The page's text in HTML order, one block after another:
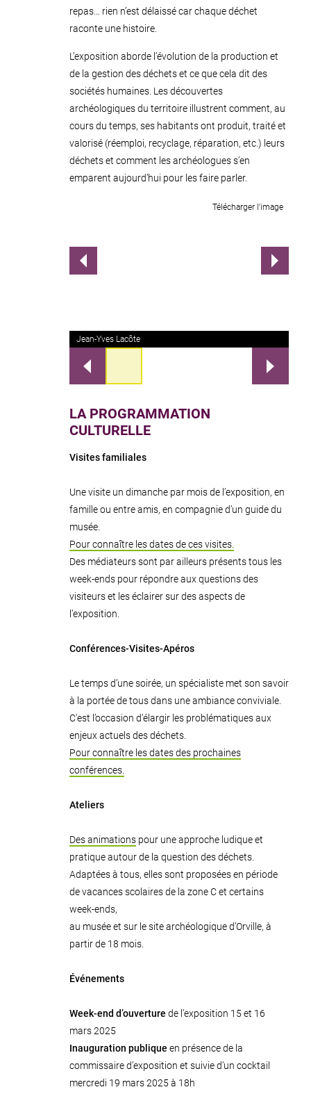
repas… rien n’est délaissé car chaque déchet
raconte une histoire.
L’exposition aborde l’évolution de la production et
de la gestion des déchets et ce que cela dit des
sociétés humaines. Les découvertes
archéologiques du territoire illustrent comment, au
cours du temps, ses habitants ont produit, traité et
valorisé (réemploi, recyclage, réparation, etc.) leurs
déchets et comment les archéologues s’en
emparent aujourd’hui pour les faire parler.
Précédent
illustration 0
Jean-Yves Lacôte
Télécharger l'image
illustration 1
Jean-Yves Lacôte
illustration 2
Jean-Yves Lacôte
illustration 3
Jean-Yves Lacôte
illustration 4
Jean-Yves Lacôte
illustration 5
Jean-Yves Lacôte
illustration 6
Jean-Yves Lacôte
illustration 7
Jean-Yves Lacôte
illustration 8
Jean-Yves Lacôte
illustration 9
Jean-Yves Lacôte
illustration 10
Jean-Yves Lacôte
illustration 11
Jean-Yves Lacôte
illustration 12
Jean-Yves Lacôte
illustration 13
Jean-Yves Lacôte
Suivant
Précédent Suivant
LA PROGRAMMATION
CULTURELLE
Visites familiales
Une visite un dimanche par mois de l’exposition, en
famille ou entre amis, en compagnie d’un guide du
musée.
Pour connaître les dates de ces visites.
Des médiateurs sont par ailleurs présents tous les
week-ends pour répondre aux questions des
visiteurs et les éclairer sur des aspects de
l’exposition.
Conférences-Visites-Apéros
Le temps d’une soirée, un spécialiste met son savoir
à la portée de tous dans une ambiance conviviale.
C'est l’occasion d’élargir les problématiques aux
enjeux actuels des déchets.
Pour connaître les dates des prochaines
conférences.
Ateliers
Des animationspour une approche ludique et
pratique autour de la question des déchets.
Adaptées à tous, elles sont proposées en période
de vacances scolaires de la zone C et certains
week-ends,
au musée et sur le site archéologique d’Orville, à
partir de 18 mois.
Événements
Week-end d’ouverture de l’exposition 15 et 16
mars 2025
Inauguration publique en présence de la
commissaire d’exposition et suivie d’un cocktail
mercredi 19 mars 2025 à 18h